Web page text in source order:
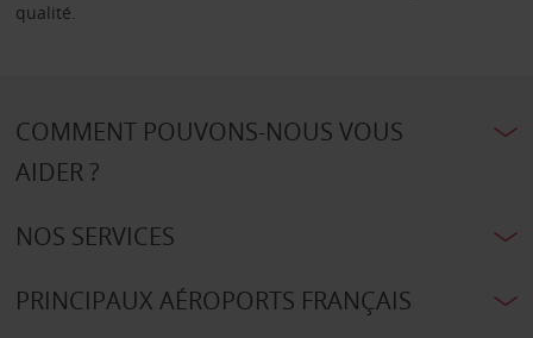
qualité.
COMMENT POUVONS-NOUS VOUS
AIDER ?
NOS SERVICES
PRINCIPAUX AÉROPORTS FRANÇAIS